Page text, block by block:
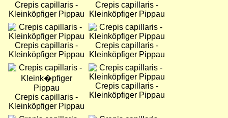
Crepis capillaris -
Kleinköpfiger Pippau
Crepis capillaris -
Kleinköpfiger Pippau
Bild
Crepis capillaris -
Kleinköpfiger Pippau
Bild
Crepis capillaris -
Kleinköpfiger Pippau
Bild
Crepis capillaris -
Kleinköpfiger Pippau
Bild
Crepis capillaris -
Kleinköpfiger Pippau